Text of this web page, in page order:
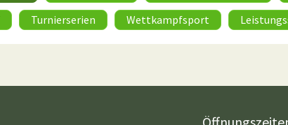
Turnierserien Wettkampfsport